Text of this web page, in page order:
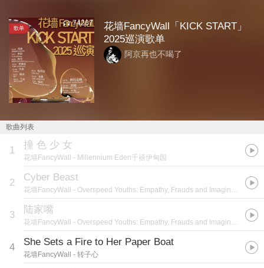
歌单
74267
花墙FancyWall「KICK START」
2025巡演歌单
阿京再也不喝了
歌曲列表
1 撞 色 少 女
花墙FancyWall - Millennium Eden千禧伊甸园
2 Cyber Beast
花墙FancyWall - Overspeed Youths: Empathy, Frauds and Imaginary Troops
3 陆家嘴
花墙FancyWall - Overspeed Youths: Empathy, Frauds and Imaginary Troops
4 She Sets a Fire to Her Paper Boat
花墙FancyWall - 转子心